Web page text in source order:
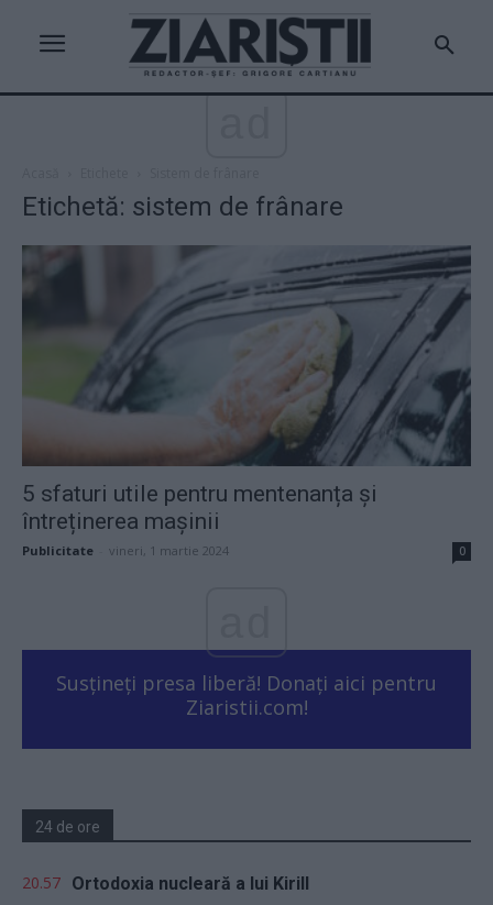
Etichetă: sistem de frânare
5 sfaturi utile pentru mentenanța și
întreținerea mașinii
Publicitate vineri, 1 martie 2024 0
Susțineți presa liberă! Donați aici pentru
Ziaristii.com!
24 de ore
20.57 Ortodoxia nucleară a lui Kirill